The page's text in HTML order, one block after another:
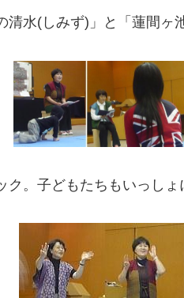
水(しみず)」と「蓮間ヶ
。子どもたちもいっしょ